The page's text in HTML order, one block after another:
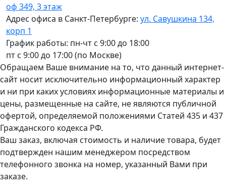
оф 349, 3 этаж
Адрес офиса в Санкт-Петербурге: ул. Савушкина 134,
корп 1
График работы: пн-чт с 9:00 до 18:00
пт с 9:00 до 17:00 (по Москве)
Обращаем Ваше внимание на то, что данный интернет-
сайт носит исключительно информационный характер
и ни при каких условиях информационные материалы и
цены, размещенные на сайте, не являются публичной
офертой, определяемой положениями Статей 435 и 437
Гражданского кодекса РФ.
Ваш заказ, включая стоимость и наличие товара, будет
подтвержден нашим менеджером посредством
телефонного звонка на номер, указанный Вами при
заказе.